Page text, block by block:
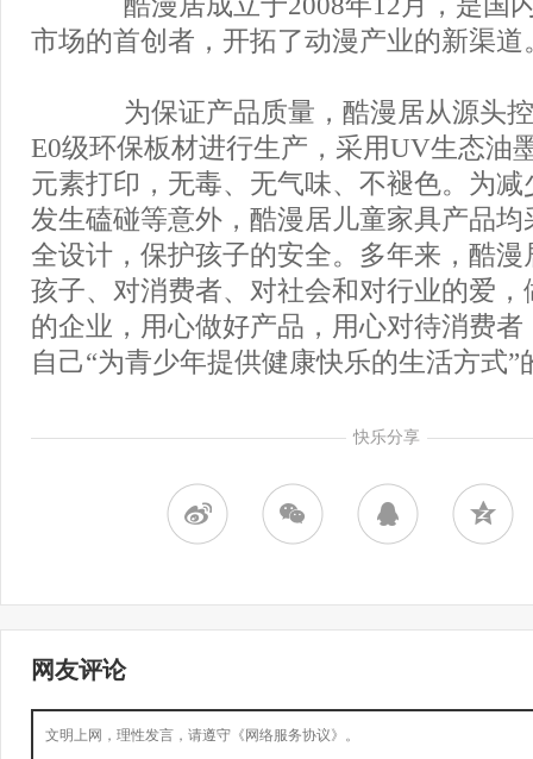
市场的首创者，开拓了动漫产业的新渠道
为保证产品质量，酷漫居从源头控
E0级环保板材进行生产，采用UV生态油
元素打印，无毒、无气味、不褪色。为减
发生磕碰等意外，酷漫居儿童家具产品均
全设计，保护孩子的安全。多年来，酷漫
孩子、对消费者、对社会和对行业的爱，
的企业，用心做好产品，用心对待消费者
自己“为青少年提供健康快乐的生活方式”
快乐分享
网友评论